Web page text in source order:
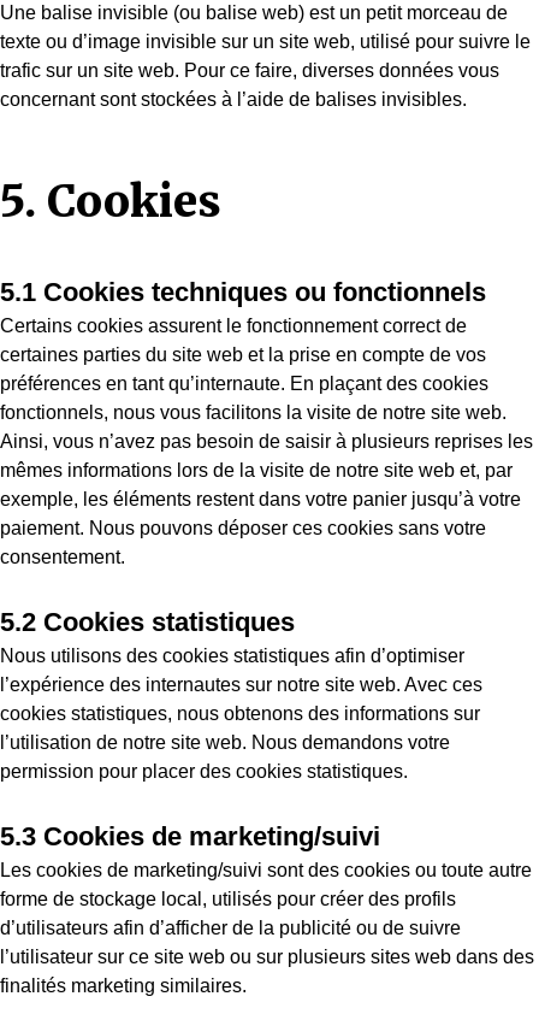
Une balise invisible (ou balise web) est un petit morceau de
texte ou d’image invisible sur un site web, utilisé pour suivre le
trafic sur un site web. Pour ce faire, diverses données vous
concernant sont stockées à l’aide de balises invisibles.
5. Cookies
5.1 Cookies techniques ou fonctionnels
Certains cookies assurent le fonctionnement correct de
certaines parties du site web et la prise en compte de vos
préférences en tant qu’internaute. En plaçant des cookies
fonctionnels, nous vous facilitons la visite de notre site web.
Ainsi, vous n’avez pas besoin de saisir à plusieurs reprises les
mêmes informations lors de la visite de notre site web et, par
exemple, les éléments restent dans votre panier jusqu’à votre
paiement. Nous pouvons déposer ces cookies sans votre
consentement.
5.2 Cookies statistiques
Nous utilisons des cookies statistiques afin d’optimiser
l’expérience des internautes sur notre site web. Avec ces
cookies statistiques, nous obtenons des informations sur
l’utilisation de notre site web. Nous demandons votre
permission pour placer des cookies statistiques.
5.3 Cookies de marketing/suivi
Les cookies de marketing/suivi sont des cookies ou toute autre
forme de stockage local, utilisés pour créer des profils
d’utilisateurs afin d’afficher de la publicité ou de suivre
l’utilisateur sur ce site web ou sur plusieurs sites web dans des
finalités marketing similaires.